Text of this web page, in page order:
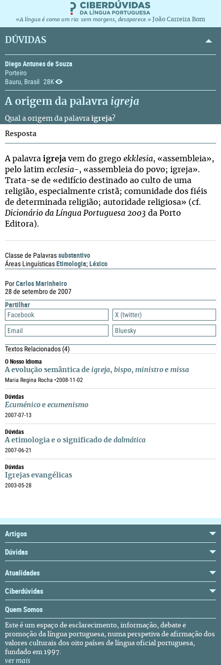
«A língua é como um rio: sem margens, desaparece.» João Carreira Bom
DÚVIDAS
Diego Antunes de Souza
Porteiro
Bauru, Brasil 28K
A origem da palavra igreja
Qual a origem da palavra igreja?
PorCarlos Marinheiro
28 de setembro de 2007
Partilhar
Facebook
X (twitter)
Email
Bluesky
Textos Relacionados(4)
O Nosso Idioma
A evolução semântica de igreja, bispo, ministro e missa
Maria Regina Rocha •2008-11-02
Dúvidas
Ecuménico e ecumenismo
2007-07-13
Dúvidas
A etimologia e o significado de dalmática
2007-06-21
Dúvidas
Igrejas evangélicas
2003-05-28
Resposta
A palavra igreja vem do grego ekklesia, «assembleia»,
pelo latim ecclesia-, «assembleia do povo; igreja».
Trata-se de «edifício destinado ao culto de uma
religião, especialmente cristã; comunidade dos fiéis
de determinada religião; autoridade religiosa» (cf.
Dicionário da Língua Portuguesa 2003 da Porto
Editora).
Classe de Palavrassubstantivo
Áreas LinguísticasEtimologia;Léxico
Artigos
Dúvidas
Atualidades
Ciberdúvidas
Quem Somos
Este é um espaço de esclarecimento, informação, debate e
promoção da língua portuguesa, numa perspetiva de afirmação dos
valores culturais dos oito países de língua oficial portuguesa,
fundado em 1997.
ver mais